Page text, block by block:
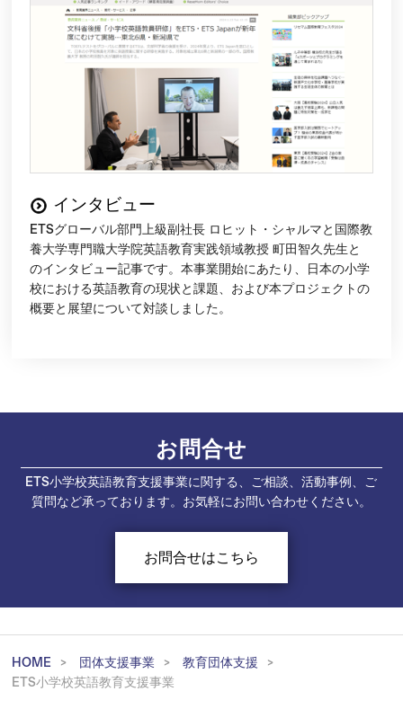
インタビュー
ETSグローバル部門上級副社長 ロヒット・シャルマと国際教
養大学専門職大学院英語教育実践領域教授 町田智久先生と
のインタビュー記事です。本事業開始にあたり、日本の小学
校における英語教育の現状と課題、および本プロジェクトの
概要と展望について対談しました。
お問合せ
ETS小学校英語教育支援事業に関する、ご相談、活動事例、ご
質問など承っております。お気軽にお問い合わせください。
お問合せはこちら
HOME 団体支援事業
教育団体支援
ETS小学校英語教育支援事業